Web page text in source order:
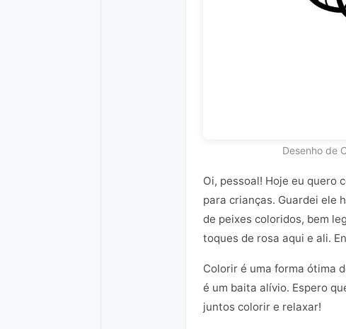
Desenho de
Oi, pessoal! Hoje eu quero
para crianças. Guardei ele
de peixes coloridos, bem
toques de rosa aqui e ali.
Colorir é uma forma ótima
é um baita alívio. Espero
juntos colorir e relaxar!